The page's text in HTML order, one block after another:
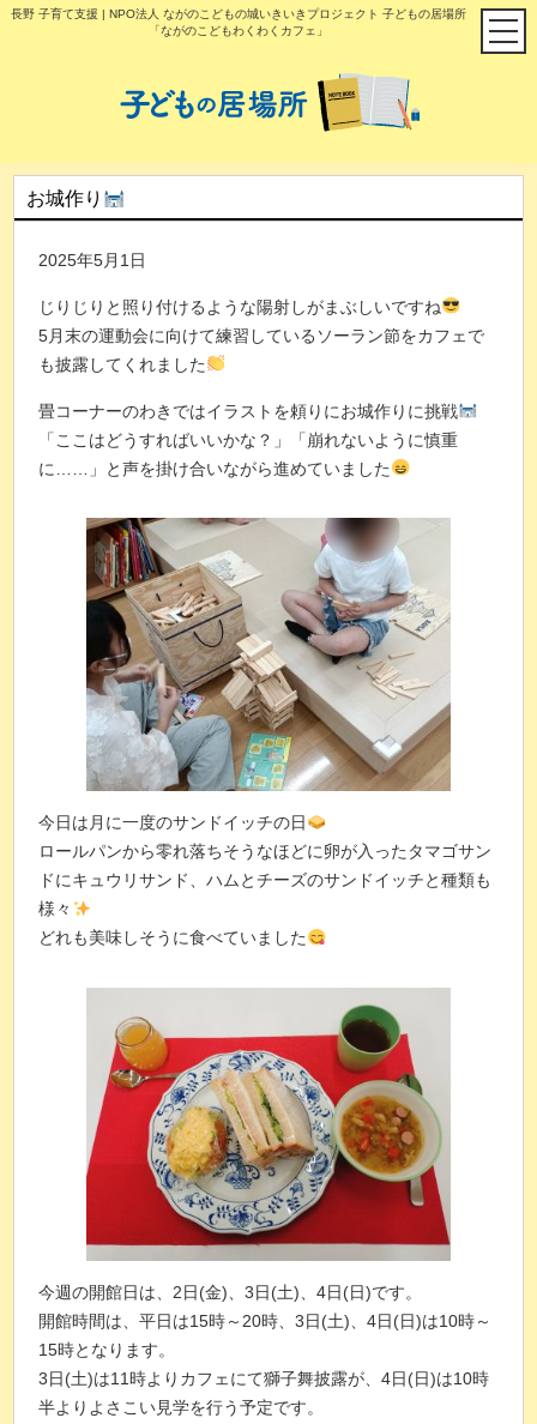
長野 子育て支援 | NPO法人 ながのこどもの城いきいきプロジェクト 子どもの居場所
「ながのこどもわくわくカフェ」
お城作り
2025年5月1日
じりじりと照り付けるような陽射しがまぶしいですね
5月末の運動会に向けて練習しているソーラン節をカフェで
も披露してくれました
畳コーナーのわきではイラストを頼りにお城作りに挑戦
「ここはどうすればいいかな？」「崩れないように慎重
に……」と声を掛け合いながら進めていました
今日は月に一度のサンドイッチの日
ロールパンから零れ落ちそうなほどに卵が入ったタマゴサン
ドにキュウリサンド、ハムとチーズのサンドイッチと種類も
様々
どれも美味しそうに食べていました
今週の開館日は、2日(金)、3日(土)、4日(日)です。
開館時間は、平日は15時～20時、3日(土)、4日(日)は10時～
15時となります。
3日(土)は11時よりカフェにて獅子舞披露が、4日(日)は10時
半よりよさこい見学を行う予定です。